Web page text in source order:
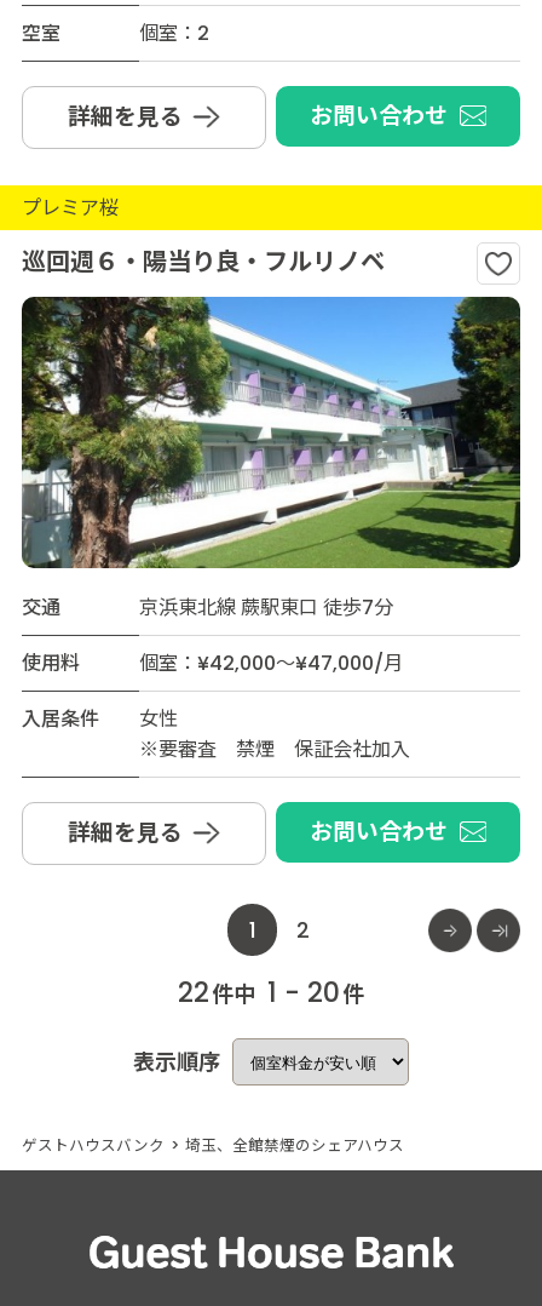
空室
個室：2
詳細を見る お問い合わせ
プレミア桜
巡回週６・陽当り良・フルリノベ
交通
京浜東北線 蕨駅東口 徒歩7分
使用料
個室：¥42,000～¥47,000/月
入居条件
女性
※要審査 禁煙 保証会社加入
詳細を見る お問い合わせ
1 2
22件中 1 - 20件
表示順序
ゲストハウスバンク > 埼玉、全館禁煙のシェアハウス